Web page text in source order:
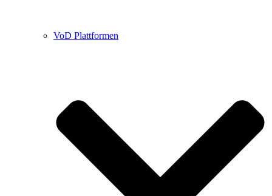
VoD Plattformen